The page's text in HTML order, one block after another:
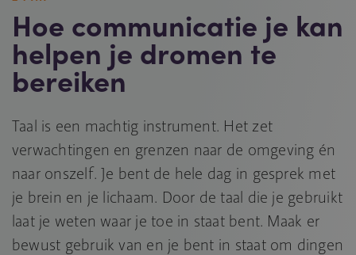
Hoe communicatie je kan
helpen je dromen te
bereiken
Taal is een machtig instrument. Het zet
verwachtingen en grenzen naar de omgeving én
naar onszelf. Je bent de hele dag in gesprek met
je brein en je lichaam. Door de taal die je gebruikt
laat je weten waar je toe in staat bent. Maak er
bewust gebruik van en je bent in staat om dingen